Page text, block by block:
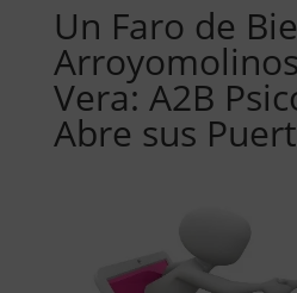
Un Faro de
Vera: A2B
Abre sus